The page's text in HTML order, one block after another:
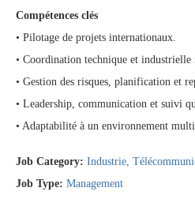
Compétences clés
• Pilotage de projets internationaux.
• Coordination technique et industrielle
• Gestion des risques, planification et
• Leadership, communication et suivi
• Adaptabilité à un environnement
Job Category: Industrie
Job Type: Management